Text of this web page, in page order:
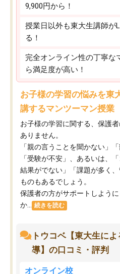
9,900円から！
授業日以外も東大生講師が
る！
完全オンライン性の丁寧な
ら満足度が高い！
お子様の学習の悩みを東
講するマンツーマン授業
お子様の学習に関する、保護
ありません。
「親の言うことを聞かない」
「受験が不安」、あるいは、
結果がでない」「課題が多く
ものもあるでしょう。
保護者の方がサポートしよう
か...
続きを読む
トウコベ【東大生に
導】の口コミ・評判
オンライン校